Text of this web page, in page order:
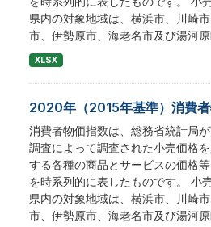
県内の対象地域は、横浜市、川崎
市、伊勢原市、海老名市及び湯河原
XLSX
2020年（2015年基準）消費
消費者物価指数は、総務省統計局
調査によって調査された小売価格
する各種の商品とサービスの価格
を時系列的に表したものです。 小
県内の対象地域は、横浜市、川崎
市、伊勢原市、海老名市及び湯河原